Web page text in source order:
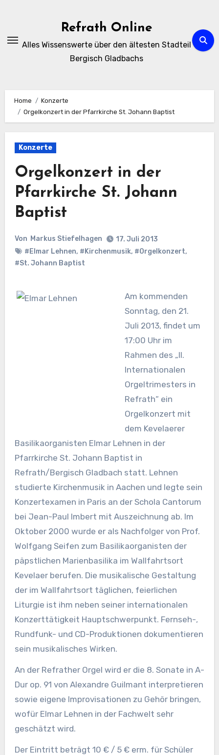
Refrath Online
Alles Wissenswerte über den ältesten Stadteil
Bergisch Gladbachs
Home
Konzerte
Orgelkonzert in der Pfarrkirche St. Johann Baptist
Konzerte
Orgelkonzert in der
Pfarrkirche St. Johann
Baptist
Von Markus Stiefelhagen
17. Juli 2013
#Elmar Lehnen, #Kirchenmusik, #Orgelkonzert,
#St. Johann Baptist
Am kommenden
Sonntag, den 21.
Juli 2013, findet um
17:00 Uhr im
Rahmen des „II.
Internationalen
Orgeltrimesters in
Refrath“ ein
Orgelkonzert mit
dem Kevelaerer
Basilikaorganisten Elmar Lehnen in der
Pfarrkirche St. Johann Baptist in
Refrath/Bergisch Gladbach statt. Lehnen
studierte Kirchenmusik in Aachen und legte sein
Konzertexamen in Paris an der Schola Cantorum
bei Jean-Paul Imbert mit Auszeichnung ab. Im
Oktober 2000 wurde er als Nachfolger von Prof.
Wolfgang Seifen zum Basilikaorganisten der
päpstlichen Marienbasilika im Wallfahrtsort
Kevelaer berufen. Die musikalische Gestaltung
der im Wallfahrtsort täglichen, feierlichen
Liturgie ist ihm neben seiner internationalen
Konzerttätigkeit Hauptschwerpunkt. Fernseh-,
Rundfunk- und CD-Produktionen dokumentieren
sein musikalisches Wirken.
An der Refrather Orgel wird er die 8. Sonate in A-
Dur op. 91 von Alexandre Guilmant interpretieren
sowie eigene Improvisationen zu Gehör bringen,
wofür Elmar Lehnen in der Fachwelt sehr
geschätzt wird.
Der Eintritt beträgt 10 € / 5 € erm. für Schüler